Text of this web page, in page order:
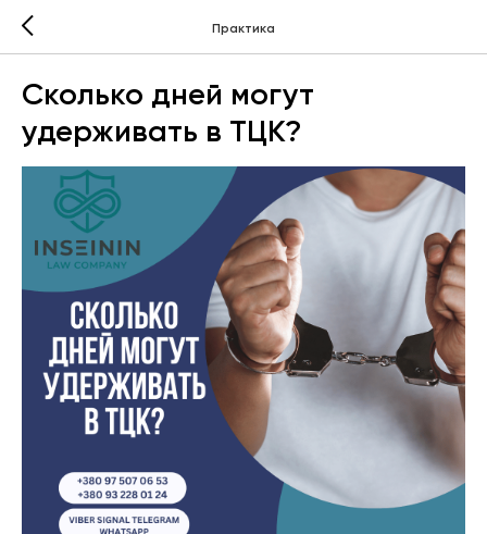
Практика
Сколько дней могут
удерживать в ТЦК?